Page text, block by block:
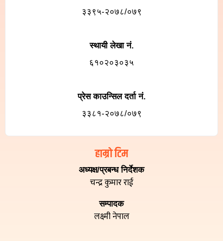
३३९५-२०७८/०७९
स्थायी लेखा नं.
६१०२०३०३५
प्रेस काउन्सिल दर्ता नं.
३३८१-२०७८/०७९
हाम्रो टिम
अध्यक्ष/प्रबन्ध निर्देशक
चन्द्र कुमार राई
सम्पादक
लक्ष्मी नेपाल